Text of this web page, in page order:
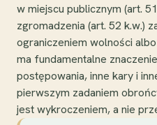
w miejscu publicznym (art.
zgromadzenia (art. 52 k.w.)
ograniczeniem wolności
ma fundamentalne
postępowania, inne kary i
pierwszym zadaniem
jest wykroczeniem, a nie